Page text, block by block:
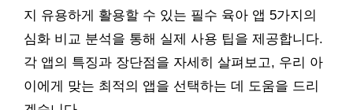
지 유용하게 활용할 수 있는 필수 육아 앱 5가지의
심화 비교 분석을 통해 실제 사용 팁을 제공합니다.
각 앱의 특징과 장단점을 자세히 살펴보고, 우리 아
이에게 맞는 최적의 앱을 선택하는 데 도움을 드리